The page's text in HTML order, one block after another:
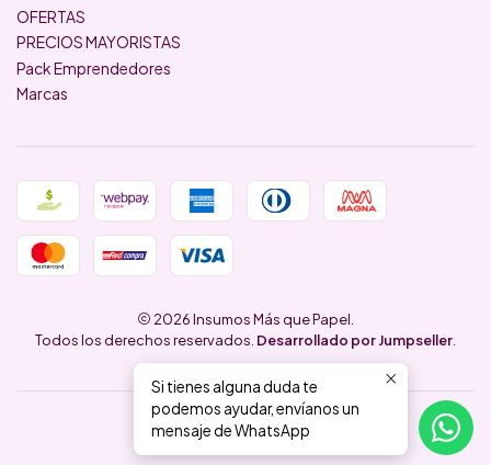
OFERTAS
PRECIOS MAYORISTAS
Pack Emprendedores
Marcas
2026 Insumos Más que Papel.
Todos los derechos reservados. Desarrollado por Jumpseller
VOLVER ARRIBA
Si tienes alguna duda te
podemos ayudar, envíanos un
mensaje de WhatsApp